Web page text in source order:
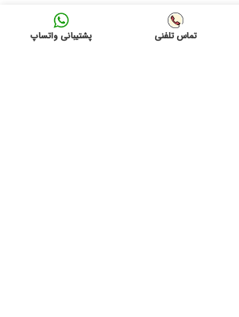
تماس تلفنی پشتیبانی واتساپ